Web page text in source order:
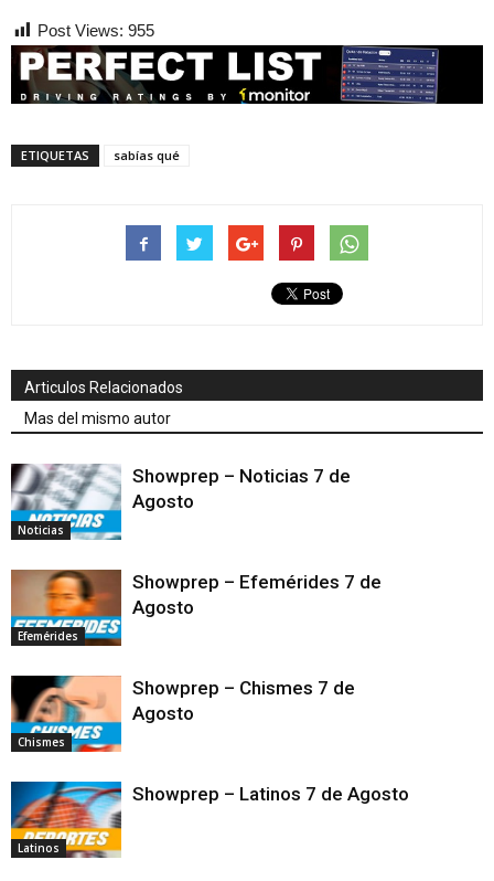
Post Views: 955
ETIQUETAS sabías qué
Articulos Relacionados
Mas del mismo autor
Noticias
Showprep – Noticias 7 de
Agosto
Efemérides
Showprep – Efemérides 7 de
Agosto
Chismes
Showprep – Chismes 7 de
Agosto
Latinos
Showprep – Latinos 7 de Agosto